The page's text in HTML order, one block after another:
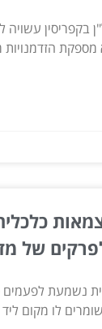
בקפריסין
הזדמנויות
של
נשמעת לפעמים
לו מקום